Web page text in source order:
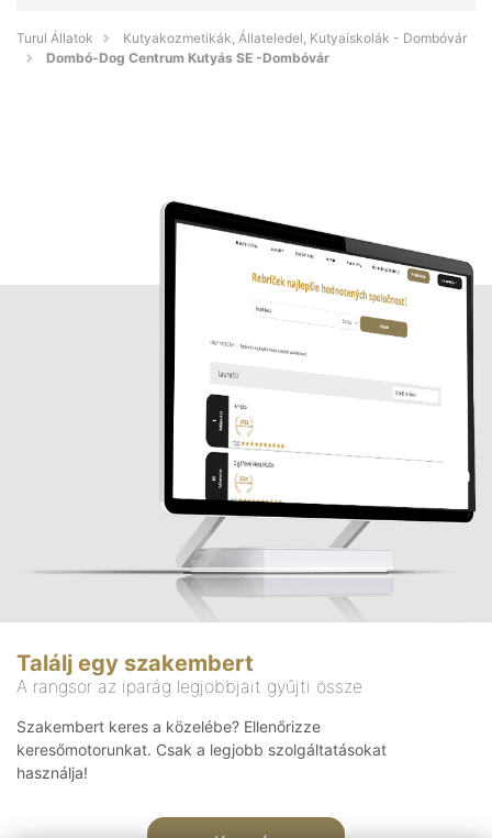
Turul Állatok
Kutyakozmetikák, Állateledel, Kutyaiskolák - Dombóvár
Dombó-Dog Centrum Kutyás SE -Dombóvár
Találj egy szakembert
A rangsor az iparág legjobbjait gyűjti össze
Szakembert keres a közelébe? Ellenőrizze
keresőmotorunkat. Csak a legjobb szolgáltatásokat
használja!